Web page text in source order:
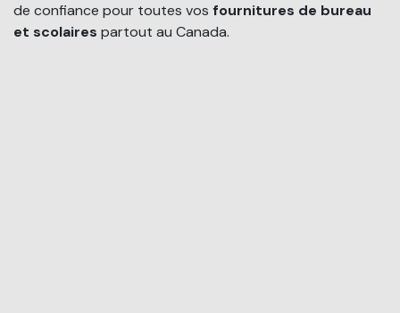
de confiance pour toutes vos fournitures de bureau
et scolaires partout au Canada.